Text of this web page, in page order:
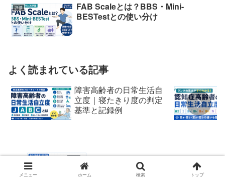
評価
FAB Scaleとは？BBS・Mini-
BESTestとの使い分け
よく読まれている記事
障害高齢者の日常生活自
立度｜寝たきり度の判定
基準と記録例
MUSTとは？評価方法・3項目の採点・判
メニュー ホーム 検索 トップ